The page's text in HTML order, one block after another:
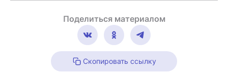
Поделиться материалом
Скопировать ссылку